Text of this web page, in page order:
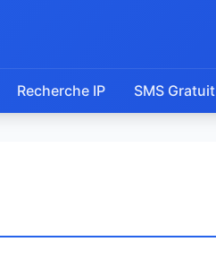
Recherche IP SMS Gratuit